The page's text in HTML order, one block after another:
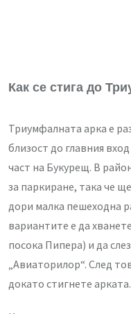
Как се стига до
Триумфалната арка е
близост до главния
част на Букурещ. В
за паркиране, така че
дори малка пешеходна
вариантите е да
посока Пипера) и да
„Авиаторилор“. След
докато стигнете арката.